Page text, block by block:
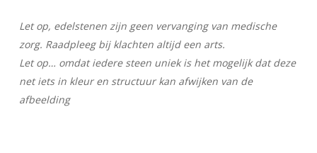
Let op, edelstenen zijn geen vervanging van medische
zorg. Raadpleeg bij klachten altijd een arts.
Let op… omdat iedere steen uniek is het mogelijk dat deze
net iets in kleur en structuur kan afwijken van de
afbeelding